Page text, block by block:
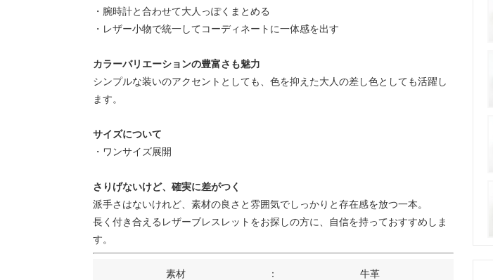
・腕時計と合わせて大人っぽくまとめる
・レザー小物で統一してコーディネートに一体感を出す
カラーバリエーションの豊富さも魅力
シンプルな装いのアクセントとしても、色を抑えた大人の差し色としても活躍し
ます。
サイズについて
・ワンサイズ展開
さりげないけど、確実に差がつく
派手さはないけれど、素材の良さと雰囲気でしっかりと存在感を放つ一本。
長く付き合えるレザーブレスレットをお探しの方に、自信を持っておすすめしま
す。
素材 ： 牛革